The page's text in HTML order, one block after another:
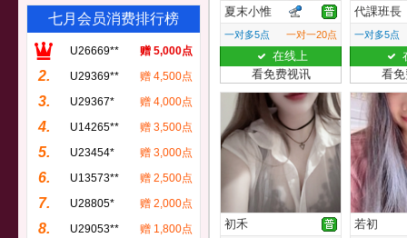
七月会员消费排行榜
U26669** 赠 5,000点
2. U29369** 赠 4,500点
3. U29367* 赠 4,000点
4. U14265** 赠 3,500点
5. U23454* 赠 3,000点
6. U13573** 赠 2,500点
7. U28805* 赠 2,000点
8. U29053** 赠 1,800点
夏末小惟
一对多5点 一对一20点
在线上
看免费视讯
代課班長
一对多5点
看
初禾 若初